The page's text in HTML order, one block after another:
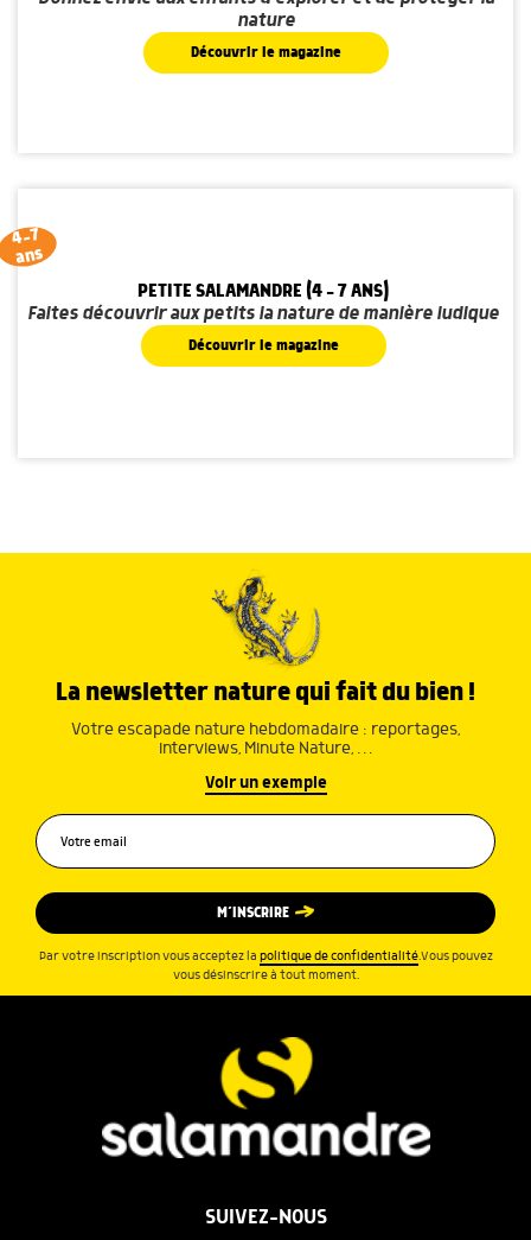
nature
Découvrir le magazine
4-7
ans
PETITE SALAMANDRE (4 - 7 ANS)
Faites découvrir aux petits la nature de manière ludique
Découvrir le magazine
La newsletter nature qui fait du bien !
Votre escapade nature hebdomadaire : reportages,
interviews, Minute Nature, …
Voir un exemple
M’INSCRIRE
Par votre inscription vous acceptez la politique de confidentialité.Vous pouvez
vous désinscrire à tout moment.
SUIVEZ-NOUS